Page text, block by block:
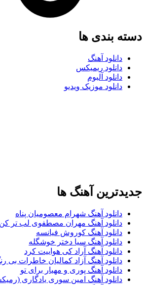
بندی ها
دانلود آهنگ
دانلود ریمیکس
دانلود آلبوم
دانلود موزیک ویدیو
آهنگ ها
دانلود آهنگ شهرام معصومیان پناه
دانلود آهنگ مهران مصطفوی لب تر کن
دانلود آهنگ کوروش فیانسه
دانلود آهنگ سیا دختر خوشگله
دانلود آهنگ آراد کی هواییت کرد
دانلود آهنگ آزاد کمالیان خاطرات بی رنگ
دانلود آهنگ پوری و مهیار برای تو
دانلود آهنگ امین سوری یادگاری (رمیکس)